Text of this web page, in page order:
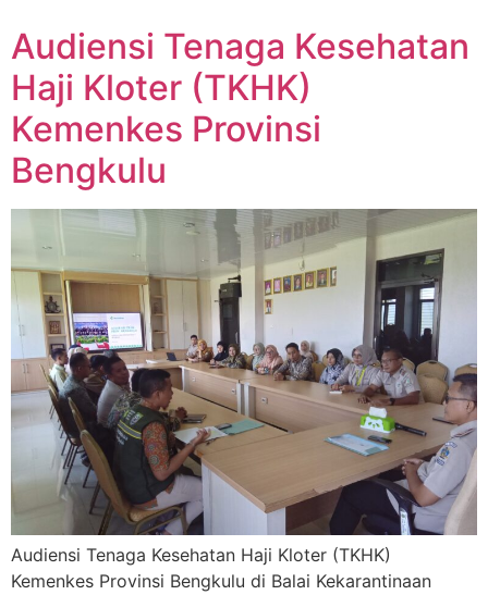
Audiensi Tenaga Kesehatan
Haji Kloter (TKHK)
Kemenkes Provinsi
Bengkulu
Audiensi Tenaga Kesehatan Haji Kloter (TKHK)
Kemenkes Provinsi Bengkulu di Balai Kekarantinaan